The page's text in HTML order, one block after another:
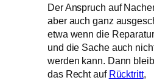
Der Anspruch auf
aber auch ganz
etwa wenn die
und die Sache auch
werden kann. Dann
das Recht auf Rücktritt,